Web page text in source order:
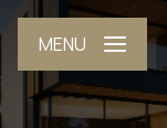
MENU